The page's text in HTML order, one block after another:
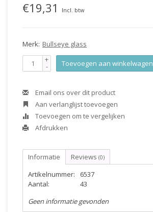
€19,31 Incl. btw
Merk: Bullseye glass
+
- Toevoegen aan winkelwagen
Email ons over dit product
Aan verlanglijst toevoegen
Toevoegen om te vergelijken
Afdrukken
Informatie Reviews (0)
Artikelnummer:
6537
Aantal:
43
Geen informatie gevonden